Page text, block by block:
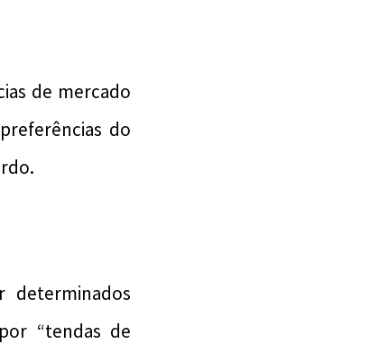
de mercado
do
determinados
“tendas de